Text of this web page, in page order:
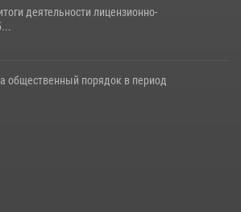
деятельности лицензионно-
общественный порядок в период